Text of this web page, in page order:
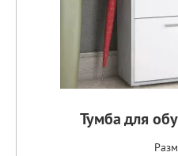
Тумба для